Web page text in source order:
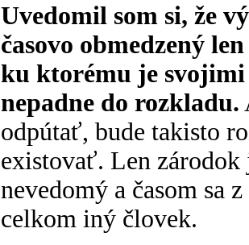
Uvedomil som si, že
časovo obmedzený
ku ktorému je
nepadne do rozkladu.
odpútať, bude takisto
existovať. Len zárodok
nevedomý a časom sa
celkom iný človek.